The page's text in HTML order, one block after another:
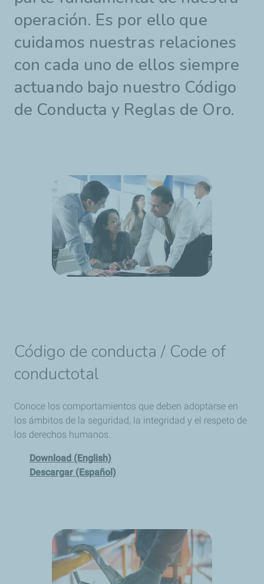
operación. Es por ello que
cuidamos nuestras relaciones
con cada uno de ellos siempre
actuando bajo nuestro Código
de Conducta y Reglas de Oro.
Código de conducta / Code of
conductotal
Conoce los comportamientos que deben adoptarse en
los ámbitos de la seguridad, la integridad y el respeto de
los derechos humanos.
Download (English)
Descargar (Español)